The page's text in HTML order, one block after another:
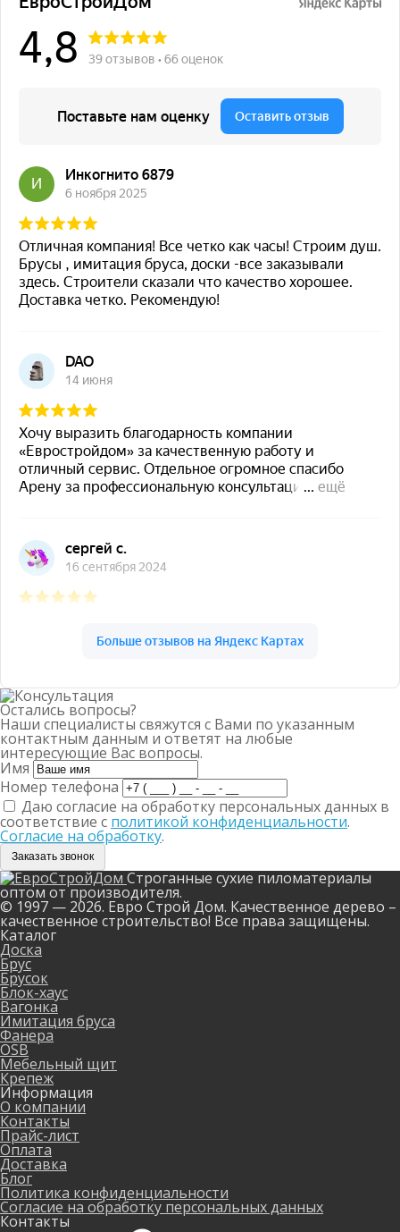
Остались вопросы?
Наши специалисты свяжутся с Вами по указанным
контактным данным и ответят на любые
интересующие Вас вопросы.
Имя
Номер телефона
Даю согласие на обработку персональных данных в
соответствие с политикой конфиденциальности.
Согласие на обработку.
Заказать звонок
Строганные сухие пиломатериалы
оптом от производителя.
© 1997 — 2026. Евро Строй Дом. Качественное дерево –
качественное строительство! Все права защищены.
Каталог
Доска
Брус
Брусок
Блок-хаус
Вагонка
Имитация бруса
Фанера
OSB
Мебельный щит
Крепеж
Информация
О компании
Контакты
Прайс-лист
Оплата
Доставка
Блог
Политика конфиденциальности
Согласие на обработку персональных данных
Контакты